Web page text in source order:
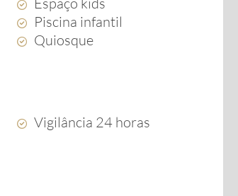
Piscina infantil
Quiosque
Vigilância 24 horas